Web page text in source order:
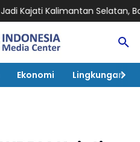
Bawa Pengalaman
Ekonomi Lingkungan